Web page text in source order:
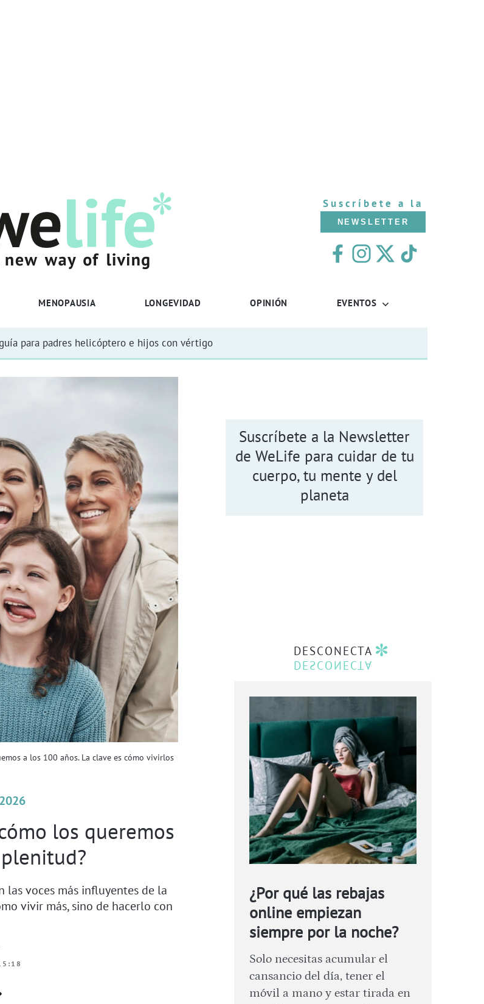
Suscríbete a la
NEWSLETTER
MENOPAUSIA LONGEVIDAD OPINIÓN EVENTOS
para padres helicóptero e hijos con vértigo
a los 100 años. La clave es cómo vivirlos
los queremos
voces más influyentes de la
vivir más, sino de hacerlo con
Suscríbete a la Newsletter
de WeLife para cuidar de tu
cuerpo, tu mente y del
planeta
DESCONECTA
¿Por qué las rebajas
online empiezan
siempre por la noche?
Solo necesitas acumular el
cansancio del día, tener el
móvil a mano y estar tirada en